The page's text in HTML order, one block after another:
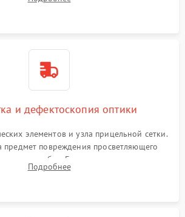
колец. Поиск причин люфта, смещения
и дефектоскопия оптики
элементов и узла прицельной сетки.
предмет повреждения просветляющего
грибка. Бережная очистка стекол
Проверка целостности гравированной
Подробнее